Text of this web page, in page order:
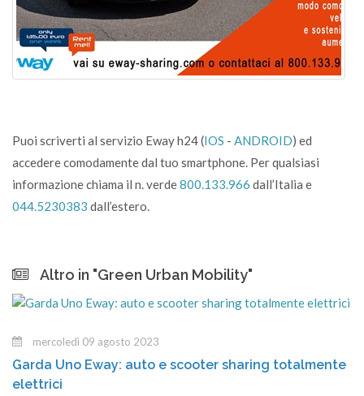
Puoi scriverti al servizio Eway h24 (IOS - ANDROID) ed
accedere comodamente dal tuo smartphone. Per qualsiasi
informazione chiama il n. verde800.133.966 dall’Italia e
044.5230383 dall’estero.
Altro in "Green Urban Mobility"
mercoledì 09 agosto 2023
Garda Uno Eway: auto e scooter sharing totalmente
elettrici